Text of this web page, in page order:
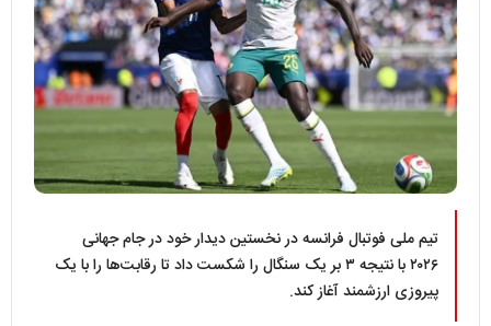
تیم ملی فوتبال فرانسه در نخستین دیدار خود در جام جهانی
۲۰۲۶ با نتیجه ۳ بر یک سنگال را شکست داد تا رقابت‌ها را با یک
پیروزی ارزشمند آغاز کند.